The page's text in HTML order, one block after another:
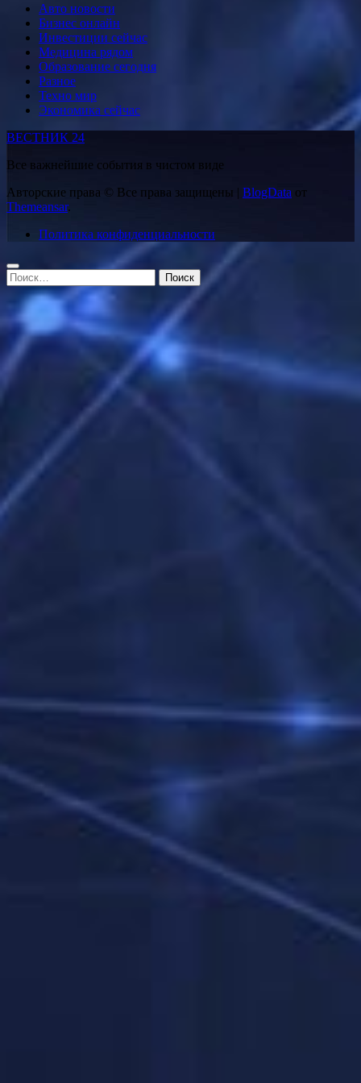
Авто новости
Бизнес онлайн
Инвестиции сейчас
Медицина рядом
Образование сегодня
Разное
Техно мир
Экономика сейчас
ВЕСТНИК 24
Все важнейшие события в чистом виде
Авторские права © Все права защищены | BlogData от
Themeansar.
Политика конфиденциальности
Найти: